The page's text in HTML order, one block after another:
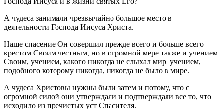
А чудеса занимали чрезвычайно большое место в
деятельности Господа Иисуса Христа.
Наше спасение Он совершил прежде всего и больше всего
крестом Своим честным, но в огромной мере также и учением
Своим, учением, какого никогда не слыхал мир, учением,
подобного которому никогда, никогда не было в мире.
А чудеса Христовы нужны были затем и потому, что с
огромной силой они утверждали и подтверждали все то, что
исходило из пречистых уст Спасителя.